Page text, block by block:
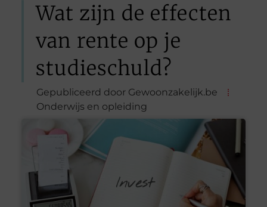
Wat zijn de effecten
van rente op je
studieschuld?
Gepubliceerd door Gewoonzakelijk.be
Onderwijs en opleiding